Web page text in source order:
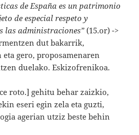
de España es un patrimonio
de especial respeto y
las administraciones”(15.or) ->
dut bakarrik,
eta gero, proposamenaren
duelako. Eskizofrenikoa.
roto.] gehitu behar zaizkio,
eseri egin zela eta guzti,
agerian utziz beste behin